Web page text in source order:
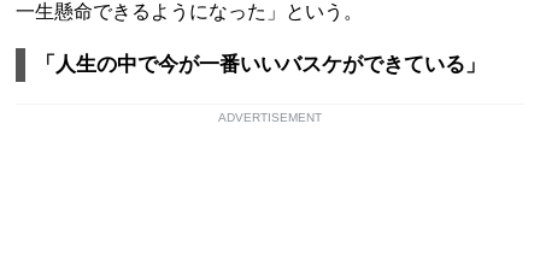
一生懸命できるようになった」という。
「人生の中で今が一番いいバスケができている」
ADVERTISEMENT